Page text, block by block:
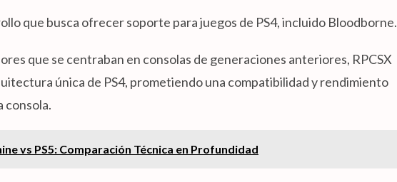
que busca ofrecer soporte para juegos de PS4, incluido Bloodborne.
que se centraban en consolas de generaciones anteriores, RPCSX
única de PS4, prometiendo una compatibilidad y rendimiento
consola.
vs PS5: Comparación Técnica en Profundidad